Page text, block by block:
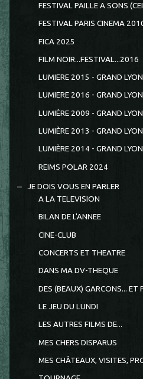
FESTIVAL PAILLE A SONS
FESTIVAL PARIS CINEMA
FICA 2025
FILM NOIR...FESTIVAL...2016
LUMIERE 2015 - GRAND
LUMIERE 2016 - GRAND
LUMIÈRE 2009 - GRAND
LUMIÈRE 2013 - GRAND
LUMIÈRE 2014 - GRAND
REIMS POLAR 2024
JE DOIS VOUS EN PARLER
A LA TELEVISION
BILAN DE L'ANNEE
CINE-CLUB
CONCERTS ET THEATRE
DANS MA DV-THEQUE
DES (BEAUX) GARCONS... ET
LE JEU DU LUNDI
LES AUTRES FILMS DE...
MES CHERS DISPARUS
MES CHÂTEAUX, VISITES,